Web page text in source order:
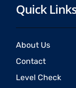
Quick
About Us
Contact
Level Check